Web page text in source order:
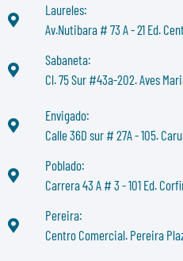
Laureles:
Av.Nutibara # 73 A - 21 Ed.
Sabaneta:
Cl. 75 Sur #43a-202. Aves
Envigado:
Calle 36D sur # 27A - 105.
Poblado:
Carrera 43 A # 3 - 101 Ed.
Pereira:
Centro Comercial. Pereira